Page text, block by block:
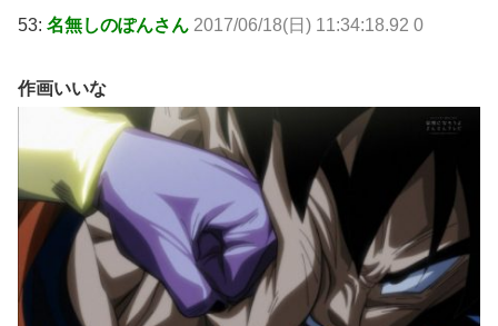
53: 名無しのぽんさん 2017/06/18(日) 11:34:18.92 0
作画いいな